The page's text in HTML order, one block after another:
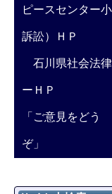
ピースセンター
訴訟）ＨＰ
石川県社会法律
ーＨＰ
「ご意見をどう
ぞ」